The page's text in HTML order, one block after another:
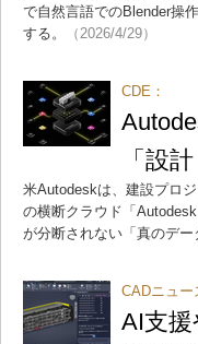
で自然言語でのBlender操
する。
（2026/4/29）
CDE：
「設
米Autodeskは、建設プロ
の横断クラウド「
が分断されない「真のデー
CADニュー
AI支